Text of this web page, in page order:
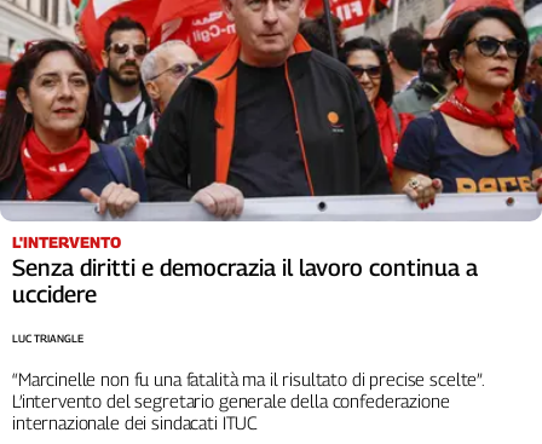
L'Italia
nel
Lavoro
Territori
Abruzzo-
Molise
Alto
Adige
Basilicata
Campania
Emilia-
Romagna
Friuli
L'INTERVENTO
Senza diritti e democrazia il lavoro continua a
uccidere
“Marcinelle non fu una fatalità ma il risultato di precise scelte”.
L’intervento del segretario generale della confederazione
internazionale dei sindacati ITUC
LUC TRIANGLE